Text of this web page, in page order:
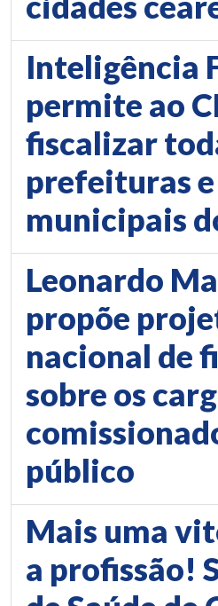
Inteligência
permite ao
fiscalizar
prefeituras
municipais
Leonardo
propõe
nacional de
sobre os
público
Mais uma
a profissão!